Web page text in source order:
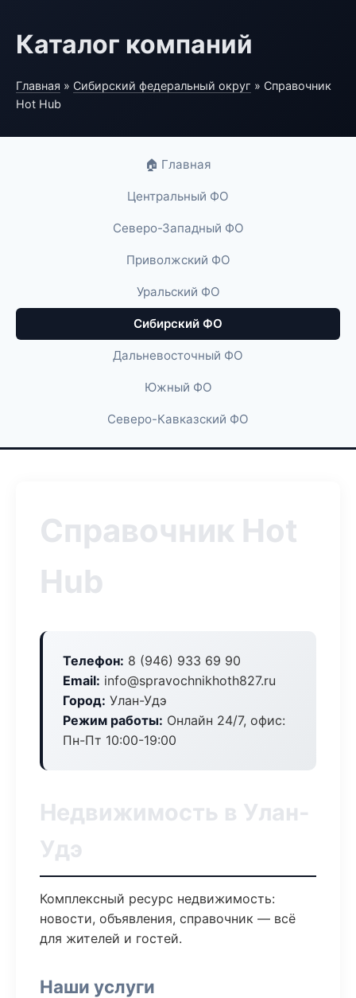
Каталог компаний
Главная » Сибирский федеральный округ » Справочник
Hot Hub
🏠 Главная
Центральный ФО
Северо-Западный ФО
Приволжский ФО
Уральский ФО
Сибирский ФО
Дальневосточный ФО
Южный ФО
Северо-Кавказский ФО
Справочник Hot
Hub
Телефон: 8 (946) 933 69 90
Email: info@spravochnikhoth827.ru
Город: Улан-Удэ
Режим работы: Онлайн 24/7, офис:
Пн-Пт 10:00-19:00
Недвижимость в Улан-
Удэ
Комплексный ресурс недвижимость:
новости, объявления, справочник — всё
для жителей и гостей.
Наши услуги